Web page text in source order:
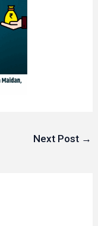
Next Post →